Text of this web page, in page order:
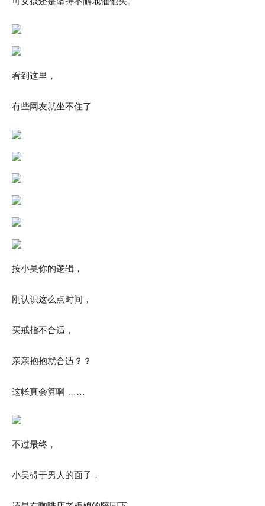
看到这里，
有些网友就坐不住了
按小吴你的逻辑，
刚认识这么点时间，
买戒指不合适，
亲亲抱抱就合适？？
这帐真会算啊 ……
不过最终，
小吴碍于男人的面子，